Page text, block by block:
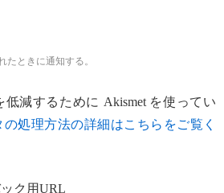
たときに通知する。
減するために Akismet を使ってい
処理方法の詳細はこちらをご覧く
ク用URL